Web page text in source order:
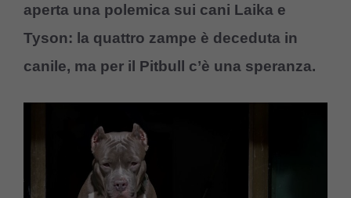
aperta una polemica sui cani Laika e
Tyson: la quattro zampe è deceduta in
canile, ma per il Pitbull c’è una speranza.